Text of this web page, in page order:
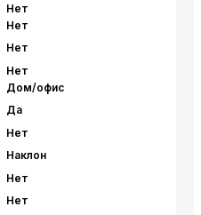
Нет
Нет
Нет
Нет
Дом/офис
Да
Нет
Наклон
Нет
Нет